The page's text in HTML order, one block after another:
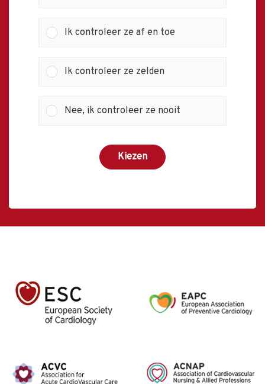
Ik controleer ze af en toe
Ik controleer ze zelden
Nee, ik controleer ze nooit
Kiezen